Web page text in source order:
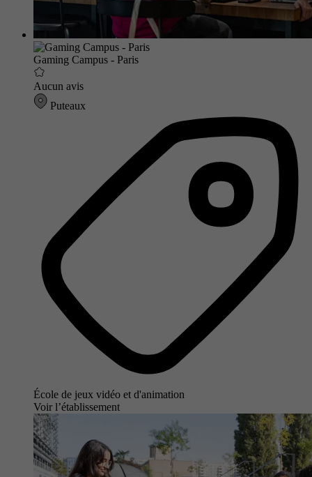
Gaming Campus - Paris
Aucun avis
Puteaux
École de jeux vidéo et d'animation
Voir l’établissement